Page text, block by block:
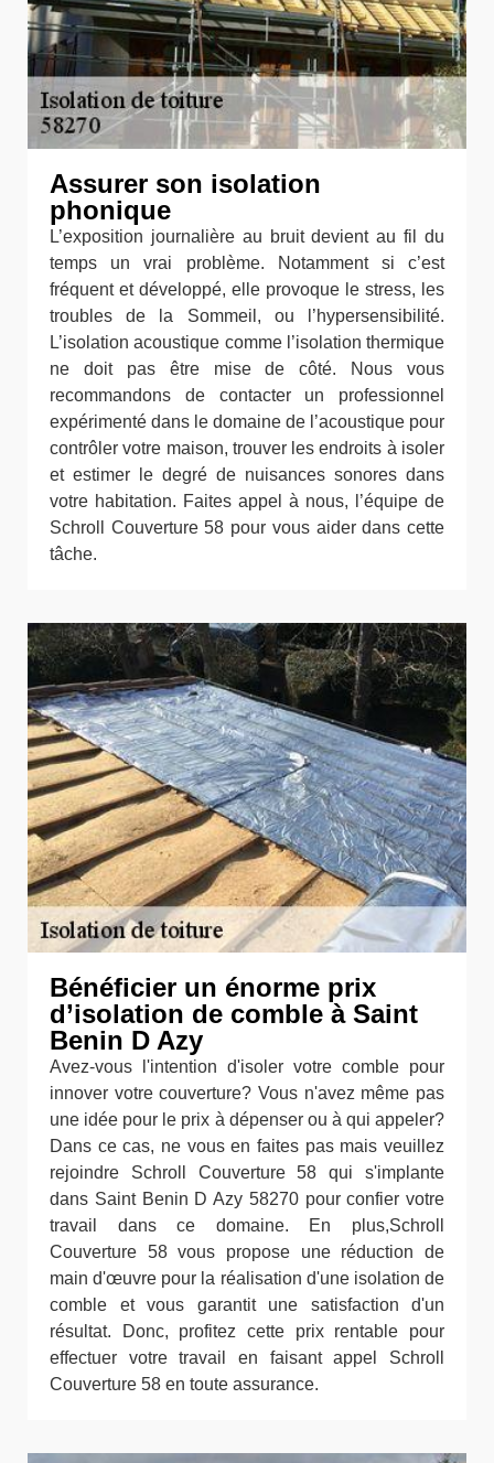
Assurer son isolation
phonique
L’exposition journalière au bruit devient au fil du
temps un vrai problème. Notamment si c’est
fréquent et développé, elle provoque le stress, les
troubles de la Sommeil, ou l’hypersensibilité.
L’isolation acoustique comme l’isolation thermique
ne doit pas être mise de côté. Nous vous
recommandons de contacter un professionnel
expérimenté dans le domaine de l’acoustique pour
contrôler votre maison, trouver les endroits à isoler
et estimer le degré de nuisances sonores dans
votre habitation. Faites appel à nous, l’équipe de
Schroll Couverture 58 pour vous aider dans cette
tâche.
Bénéficier un énorme prix
d’isolation de comble à Saint
Benin D Azy
Avez-vous l'intention d'isoler votre comble pour
innover votre couverture? Vous n'avez même pas
une idée pour le prix à dépenser ou à qui appeler?
Dans ce cas, ne vous en faites pas mais veuillez
rejoindre Schroll Couverture 58 qui s'implante
dans Saint Benin D Azy 58270 pour confier votre
travail dans ce domaine. En plus,Schroll
Couverture 58 vous propose une réduction de
main d'œuvre pour la réalisation d'une isolation de
comble et vous garantit une satisfaction d'un
résultat. Donc, profitez cette prix rentable pour
effectuer votre travail en faisant appel Schroll
Couverture 58 en toute assurance.